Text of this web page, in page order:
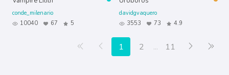
conde_milenario
10040
67 5
davidgvaquero
3553
73 4.9
Primera página
Anterior
1 2 ... 11 Siguiente